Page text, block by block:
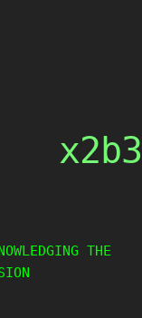
x2b3
THE